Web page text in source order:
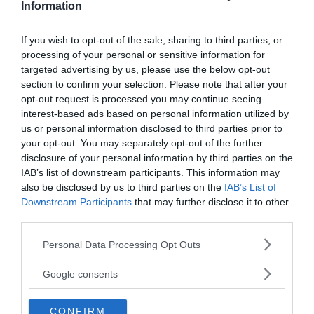
Information
If you wish to opt-out of the sale, sharing to third parties, or
processing of your personal or sensitive information for
targeted advertising by us, please use the below opt-out
section to confirm your selection. Please note that after your
opt-out request is processed you may continue seeing
interest-based ads based on personal information utilized by
us or personal information disclosed to third parties prior to
your opt-out. You may separately opt-out of the further
disclosure of your personal information by third parties on the
IAB’s list of downstream participants. This information may
also be disclosed by us to third parties on the IAB’s List of
Downstream Participants that may further disclose it to other
Please note that this website/app uses one or more Google
not limited to your visit or usage behaviour. You may click to
use your data for below specified purposes in below Google
Personal Data Processing Opt Outs
Google consents
CONFIRM
e mantenere la capacità di gestire, in modo ottimale,
L’educazione terapeutica nell’ambito del counseling
infermieristico è un processo diapprendimento
sistemico e centrato sul paziente. L’azione
dell’infermiere non è più solo di individuare “ciò che
manca”, analizzando i bisogni del paziente, ma anche
di identificare le potenzialità della persona, ossia
le risorse ed i punti di forza su cui agire. I “risultati di
salute” non dipendono solo dalla qualità tecnica
della prestazione, ma trovano radici più profonde
nellaresponsabilizzazione dei soggetti coinvolti
attraverso ilcounseling infermieristico.
Fonte immagine: Felixe
da: CRESCITA PERSONALE COUNSELING